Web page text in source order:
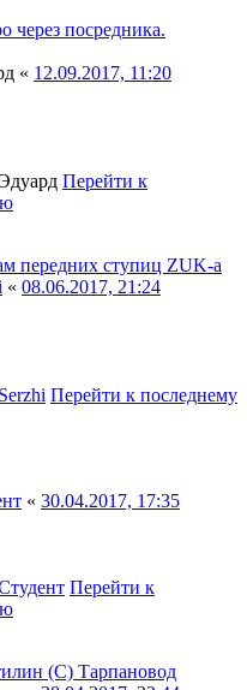
через посредника.
« 12.09.2017, 11:20
Перейти к
передних ступиц ZUK-a
« 08.06.2017, 21:24
Serzhi Перейти к последнему
« 30.04.2017, 17:35
Перейти к
(С) Тарпановод